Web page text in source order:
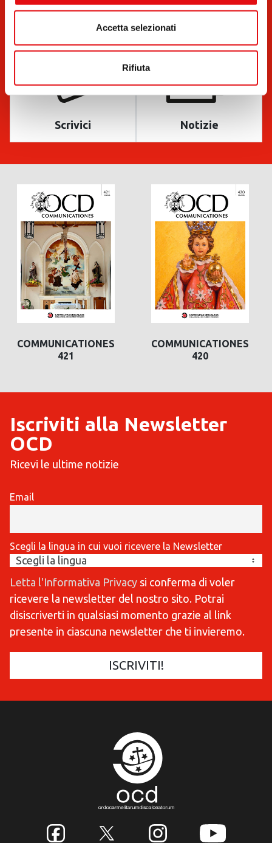
Accetta selezionati
Rifiuta
Documenti Bollettini
Scrivici Notizie
COMMUNICATIONES
421
COMMUNICATIONES
420
Iscriviti alla Newsletter
OCD
Ricevi le ultime notizie
Email
Scegli la lingua in cui vuoi ricevere la Newsletter
Letta l'Informativa Privacy si conferma di voler
ricevere la newsletter del nostro sito. Potrai
disiscriverti in qualsiasi momento grazie al link
presente in ciascuna newsletter che ti invieremo.